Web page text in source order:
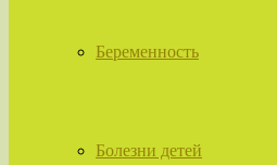
Беременность
Болезни детей